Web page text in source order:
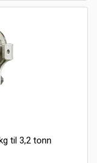
til 3,2 tonn